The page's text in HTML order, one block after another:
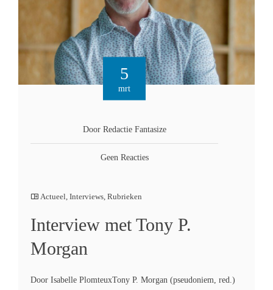
5
mrt
Door Redactie Fantasize
Geen Reacties
Actueel, Interviews, Rubrieken
Interview met Tony P.
Morgan
Door Isabelle PlomteuxTony P. Morgan (pseudoniem, red.)